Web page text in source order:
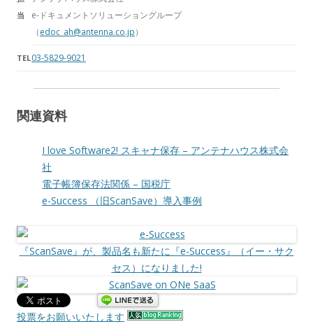
当
e-ドキュメントソリューショングループ
（edoc_ah@antenna.co.jp）
TEL03-5829-9021
関連資料
I love Software2! スキャナ保存 – アンテナハウス株式会
社
電子帳簿保存法関係 – 国税庁
e-Success （旧ScanSave）導入事例
『ScanSave』が、製品名も新たに『e-Success』（イー・サク
セス）になりました!
投票をお願いいたします